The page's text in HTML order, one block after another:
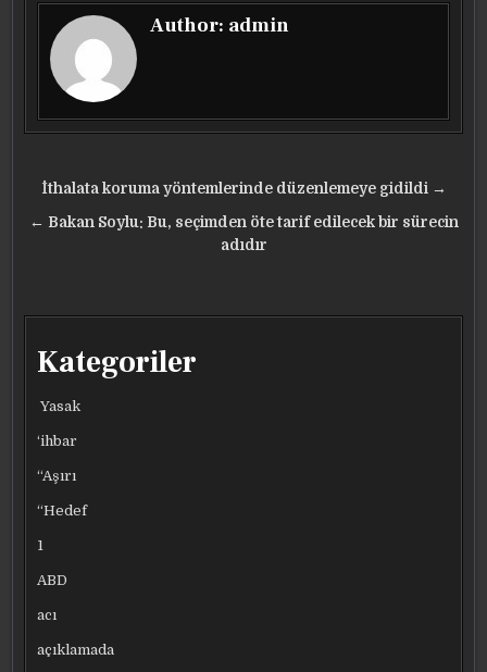
Author: admin
Yazı
gezinmesi
İthalata koruma yöntemlerinde düzenlemeye gidildi →
← Bakan Soylu: Bu, seçimden öte tarif edilecek bir sürecin
adıdır
Kategoriler
Yasak
‘ihbar
“Aşırı
“Hedef
1
ABD
acı
açıklamada